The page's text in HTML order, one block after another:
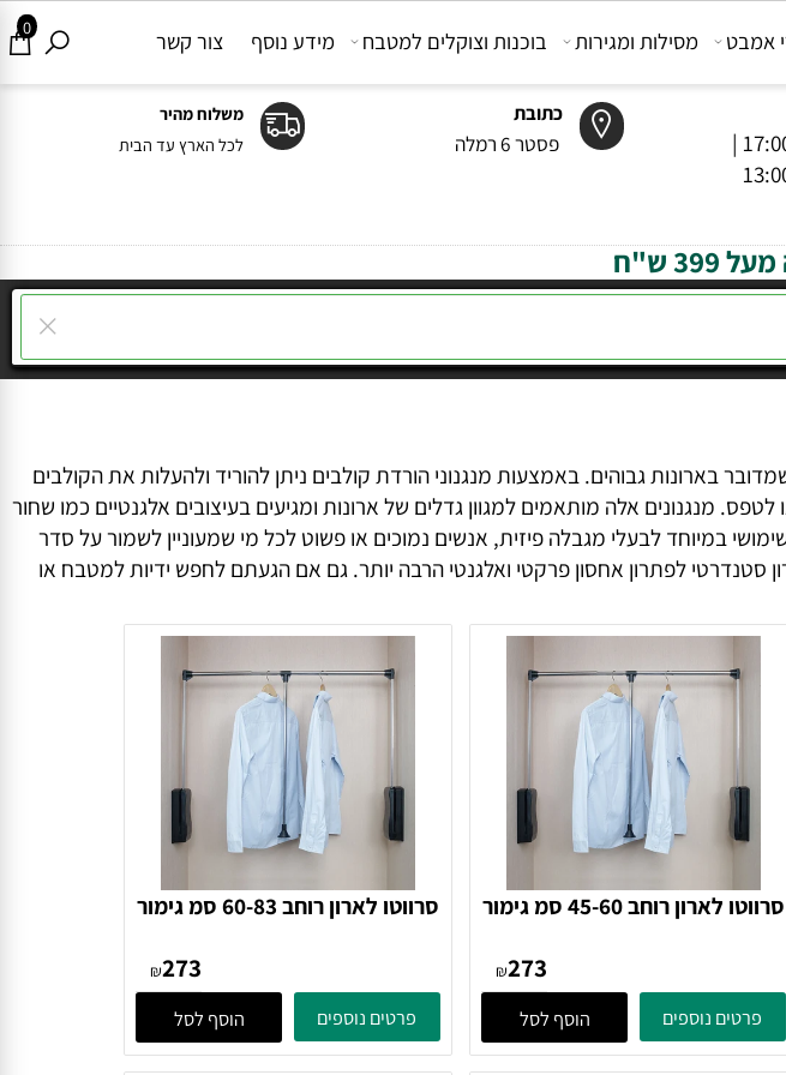
כתובת
פסטר 6 רמלה
משלוח מהיר
לכל הארץ עד הבית
0 מסילות ומגירות בוכנות וצוקלים למטבח מידע נוסף צור קשר
בארונות גבוהים. באמצעות מנגנוני הורדת קולבים ניתן להוריד ולהעלות את הקולבים
אלה מותאמים למגוון גדלים של ארונות ומגיעים בעיצובים אלגנטיים כמו שחור
לבעלי מגבלה פיזית, אנשים נמוכים או פשוט לכל מי שמעוניין לשמור על סדר
לפתרון אחסון פרקטי ואלגנטי הרבה יותר. גם אם הגעתם לחפש ידיות למטבח או
₪273
נוספים הוסף לסל
273
פרטים נוספים הוסף לסל